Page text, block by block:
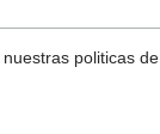
politicas de